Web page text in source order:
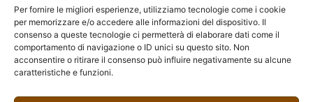
Per fornire le migliori esperienze, utilizziamo tecnologie come i cookie
per memorizzare e/o accedere alle informazioni del dispositivo. Il
consenso a queste tecnologie ci permetterà di elaborare dati come il
comportamento di navigazione o ID unici su questo sito. Non
acconsentire o ritirare il consenso può influire negativamente su alcune
caratteristiche e funzioni.
seguici sui social
F
I
P
F